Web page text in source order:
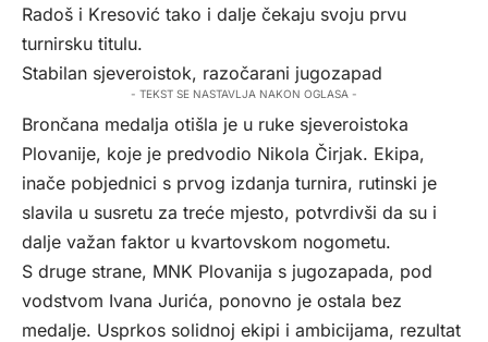
Radoš i Kresović tako i dalje čekaju svoju prvu
turnirsku titulu.
Stabilan sjeveroistok, razočarani jugozapad
- TEKST SE NASTAVLJA NAKON OGLASA -
Brončana medalja otišla je u ruke sjeveroistoka
Plovanije, koje je predvodio Nikola Čirjak. Ekipa,
inače pobjednici s prvog izdanja turnira, rutinski je
slavila u susretu za treće mjesto, potvrdivši da su i
dalje važan faktor u kvartovskom nogometu.
S druge strane, MNK Plovanija s jugozapada, pod
vodstvom Ivana Jurića, ponovno je ostala bez
medalje. Usprkos solidnoj ekipi i ambicijama, rezultat